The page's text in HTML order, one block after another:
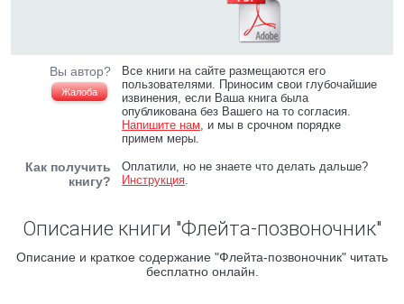
Вы автор?
Жалоба
Все книги на сайте размещаются его
пользователями. Приносим свои глубочайшие
извинения, если Ваша книга была
опубликована без Вашего на то согласия.
Напишите нам, и мы в срочном порядке
примем меры.
Как получить
книгу?
Оплатили, но не знаете что делать дальше?
Инструкция.
Описание книги "Флейта-позвоночник"
Описание и краткое содержание "Флейта-позвоночник" читать
бесплатно онлайн.